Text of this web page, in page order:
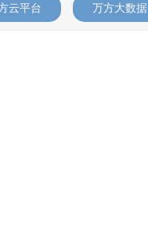
云平台 万方大数据